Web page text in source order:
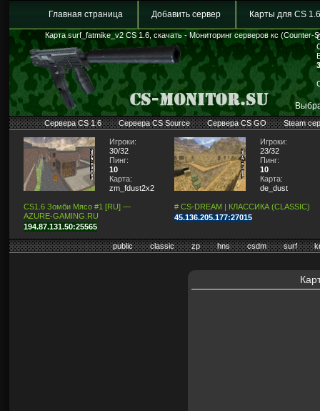
Главная страница Добавить сервер Карты для CS 1.6
Карта surf_fatmike_v2 CS 1.6, скачать - Мониторинг серверов кс (Counter-
Сервера CS 1.6 Сервера CS Source Сервера CS GO Steam
Игроки:
30/32
Пинг:
10
Карта:
zm_fdust2x2
CS1.6 Зомби Мясо #1 [RU] —
AZURE-GAMING.RU
194.87.131.50:25565
Игроки:
23/32
Пинг:
10
Карта:
de_dust
# CS-DREAM | КЛАССИКА (CLASSIC)
45.136.205.177:27015
public classic zp hns csdm surf